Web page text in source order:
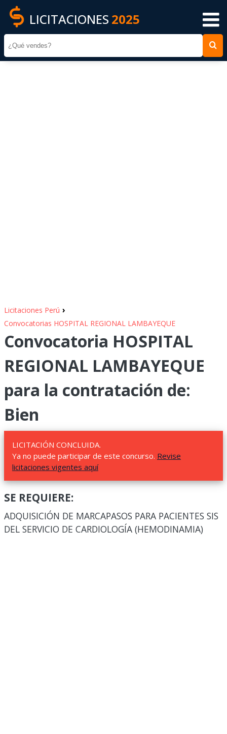
LICITACIONES 2025
Licitaciones Perú ›
Convocatorias HOSPITAL REGIONAL LAMBAYEQUE
Convocatoria HOSPITAL
REGIONAL LAMBAYEQUE
para la contratación de:
Bien
LICITACIÓN CONCLUIDA.
Ya no puede participar de este concurso. Revise
licitaciones vigentes aquí
SE REQUIERE:
ADQUISICIÓN DE MARCAPASOS PARA PACIENTES SIS
DEL SERVICIO DE CARDIOLOGÍA (HEMODINAMIA)